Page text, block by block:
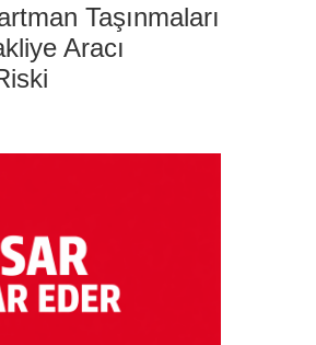
Taşınmaları
Aracı